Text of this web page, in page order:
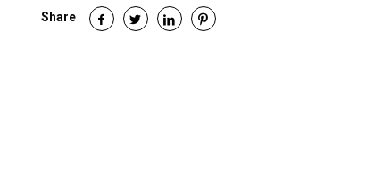
Share